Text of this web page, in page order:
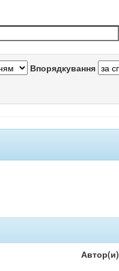
Впорядкування
Автор(и)